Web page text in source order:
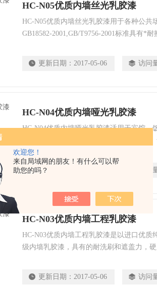
欢迎您！
来自局域网的朋友！有什么可以帮
助您的吗？
HC-N05优质内墙丝光乳胶漆
HC-N05优质内墙丝光乳胶漆用于各种公共
GB18582-2001,GB/T9756-2001标准具有*
更新日期： 2017-05-06 访问
HC-N04优质内墙哑光乳胶漆
HC-N04优质内墙哑光乳胶漆适用于宾馆、
于卫生条件高，经常清洗的墙面。如医院
绸般光泽，明亮色彩，高贵典雅，质感强
更新日期： 访问
HC-N03优质内墙工程乳胶漆
HC-N03优质内墙工程乳胶漆是以进口优质
级内墙乳胶漆，具有的耐洗刷和遮盖力，
更新日期： 2017-05-06 访问